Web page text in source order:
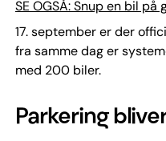
SE OGSÅ: Snup en bil på
17. september er der
fra samme dag er
med 200 biler.
Parkering